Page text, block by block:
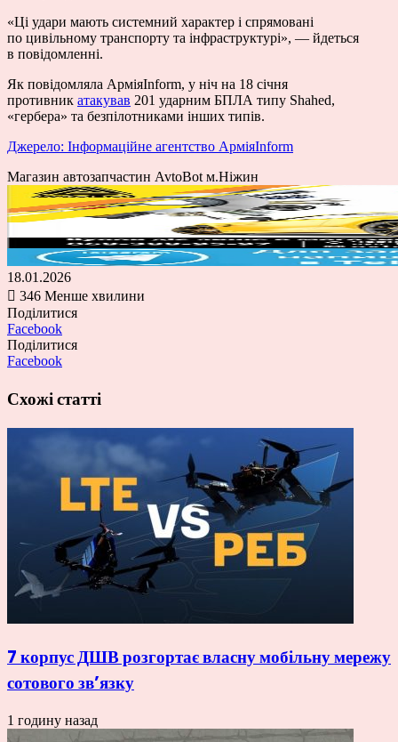
«Ці удари мають системний характер і спрямовані
по цивільному транспорту та інфраструктурі», — йдеться
в повідомленні.
Як повідомляла АрміяInform, у ніч на 18 січня
противник атакував 201 ударним БПЛА типу Shahed,
«гербера» та безпілотниками інших типів.
Джерело: Інформаційне агентство АрміяInform
Магазин автозапчастин AvtoBot м.Ніжин
18.01.2026
346 Менше хвилини
Поділитися
Facebook
Поділитися
Facebook
Схожі статті
7 корпус ДШВ розгортає власну мобільну мережу
сотового зв’язку
1 годину назад